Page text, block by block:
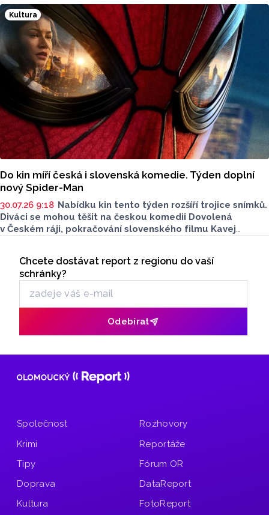
Většina programu se uskuteční na Horním náměstí,
koncerty Večerní pohody budou zdarma. Více o akcích
sdělila v podcastu Radia Metropole Tomáše Gottwalda
referentka oddělení organizace společenských akcí
města Olomouce Anna Šmídková.
Kultura
Do kin míří česká i slovenská komedie. Týden doplní
nový Spider-Man
30.07.26 9:18 Nabídku kin tento týden rozšíří trojice snímků.
Diváci se mohou těšit na českou komedii Dovolená
v Českém ráji, pokračování slovenského filmu Kavej
kina Metropol v rozhovoru Lukáše Kobzy pro Radio Haná.
Odběr newsletteru
Chcete dostávat report z regionu do vaší
schránky?
Odebírat
Společnost
Krimi
Tipy
Doprava
Kultura
Rozhovory
Reportáže
Fórum OR
DataReport
FotoReport